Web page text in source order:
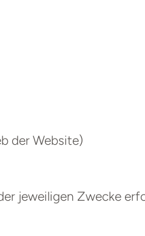
der Website)
jeweiligen Zwecke